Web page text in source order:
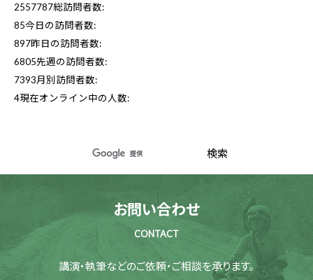
2557787総訪問者数:
85今日の訪問者数:
897昨日の訪問者数:
6805先週の訪問者数:
7393月別訪問者数:
4現在オンライン中の人数:
お問い合わせ
CONTACT
講演・執筆などのご依頼・ご相談を承ります。